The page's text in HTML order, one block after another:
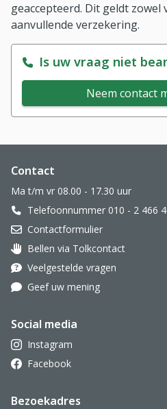
geaccepteerd. Dit geldt zowel
aanvullende verzekering.
Is uw vraag niet
Neem contact
Website footer
Contact
Ma t/m vr 08.00 - 17.30 uur
Telefoonnummer 010 - 2 466
Contactformulier
Oor met hoortoestel
Bellen via Tolkcontact
Veelgestelde vragen
Geef uw mening
Social media
Instagram
Facebook
Bezoekadres